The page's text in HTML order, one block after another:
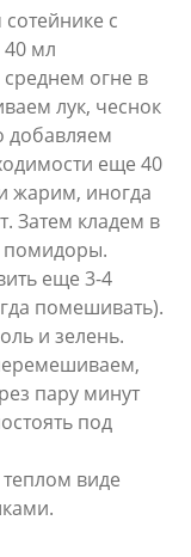
с
мл
огне в
лук, чеснок
добавляем
еще 40
жарим, иногда
Затем кладем в
помидоры.
еще 3-4
помешивать).
и зелень.
пару минут
под
виде